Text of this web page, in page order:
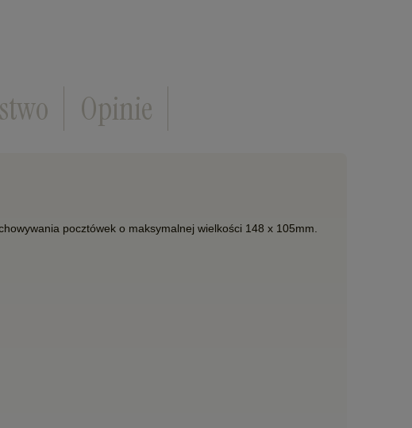
Opinie
pocztówek o maksymalnej wielkości 148 x 105mm.